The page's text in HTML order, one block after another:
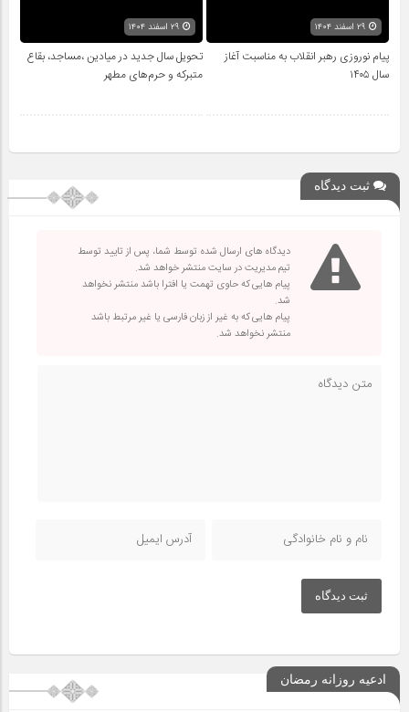
پیام نوروزی رهبر انقلاب به مناسبت آغاز
سال ۱۴۰۵
تحویل سال‌ جدید در میادین ،مساجد، بقاع
متبرکه‌ و حرم‌های‌ مطهر
ثبت دیدگاه
دیدگاه های ارسال شده توسط شما، پس از تایید توسط
تیم مدیریت در سایت منتشر خواهد شد.
پیام هایی که حاوی تهمت یا افترا باشد منتشر نخواهد
شد.
پیام هایی که به غیر از زبان فارسی یا غیر مرتبط باشد
منتشر نخواهد شد.
ثبت دیدگاه
ادعیه روزانه رمضان